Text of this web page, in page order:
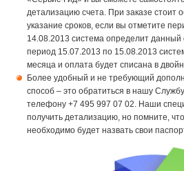
детализацию счета. При заказе стоит
указание сроков, если вы отметите
14.08.2013 система определит данный
период 15.07.2013 по 15.08.2013
месяца и оплата будет списана в
Более удобный и не требующий
способ – это обратиться в нашу
телефону +7 495 997 07 02. Наши
получить детализацию, но помните,
необходимо будет назвать свои